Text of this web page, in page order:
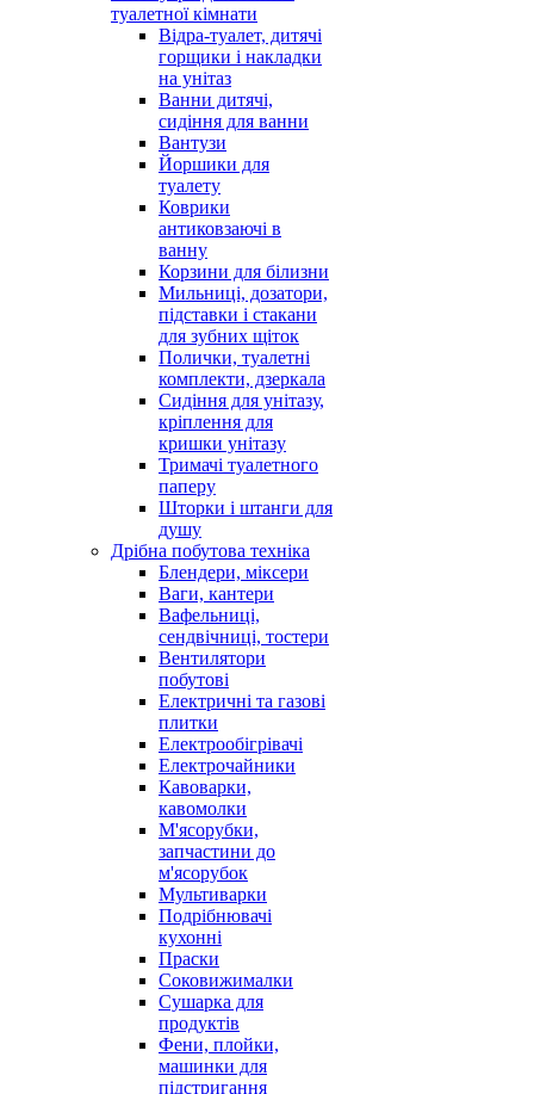
туалетної кімнати
Відра-туалет, дитячі
горщики і накладки
на унітаз
Ванни дитячі,
сидіння для ванни
Вантузи
Йоршики для
туалету
Коврики
антиковзаючі в
ванну
Корзини для білизни
Мильниці, дозатори,
підставки і стакани
для зубних щіток
Полички, туалетні
комплекти, дзеркала
Сидіння для унітазу,
кріплення для
кришки унітазу
Тримачі туалетного
паперу
Шторки і штанги для
душу
Дрібна побутова техніка
Блендери, міксери
Ваги, кантери
Вафельниці,
сендвічниці, тостери
Вентилятори
побутові
Електричні та газові
плитки
Електрообігрівачі
Електрочайники
Кавоварки,
кавомолки
М'ясорубки,
запчастини до
м'ясорубок
Мультиварки
Подрібнювачі
кухонні
Праски
Соковижималки
Сушарка для
продуктів
Фени, плойки,
машинки для
підстригання